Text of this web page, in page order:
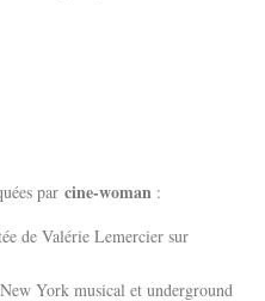
parcine-woman :
de Valérie Lemercier sur
York musical et underground